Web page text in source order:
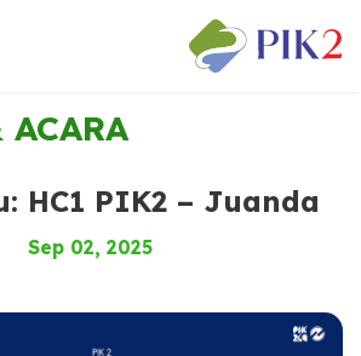
& Acara
HC1 PIK2 – Juanda
Sep 02, 2025